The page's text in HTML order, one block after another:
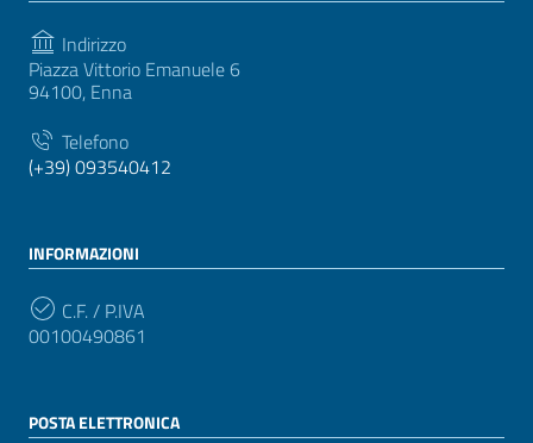
Indirizzo
Piazza Vittorio Emanuele 6
94100, Enna
Telefono
(+39) 093540412
INFORMAZIONI
C.F. / P.IVA
00100490861
POSTA ELETTRONICA